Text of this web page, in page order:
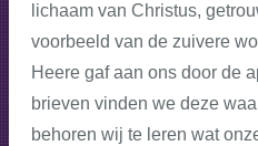
lichaam van Christus,
voorbeeld van de zuivere
Heere gaf aan ons door de
brieven vinden we deze
behoren wij te leren wat